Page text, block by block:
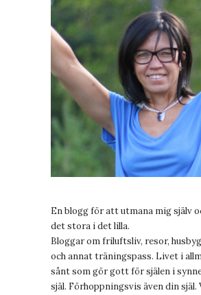
En blogg för att utmana mig själv
det stora i det lilla.
Bloggar om friluftsliv, resor,
och annat träningspass. Livet i
sånt som gör gott för själen i
själ. Förhoppningsvis även din själ.